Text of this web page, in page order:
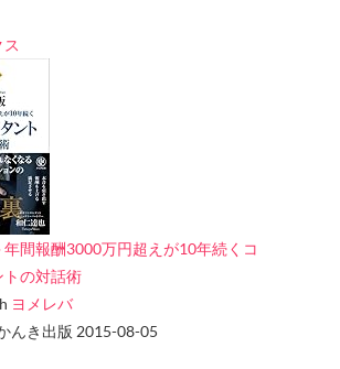
年間報酬3000万円超えが10年続くコ
トの対話術
ヨメレバ
んき出版 2015-08-05